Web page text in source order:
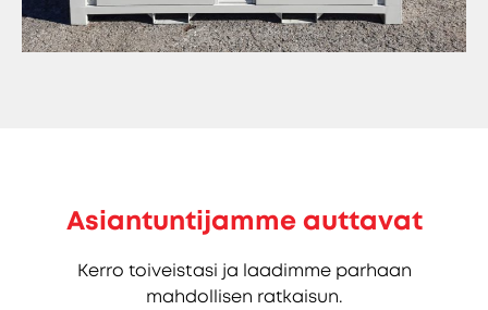
Asiantuntijamme auttavat
Kerro toiveistasi ja laadimme parhaan
mahdollisen ratkaisun.